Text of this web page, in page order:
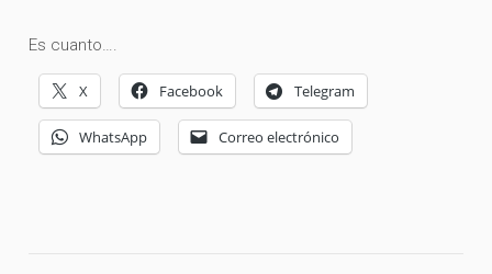
Es cuanto….
X Facebook Telegram
WhatsApp Correo electrónico